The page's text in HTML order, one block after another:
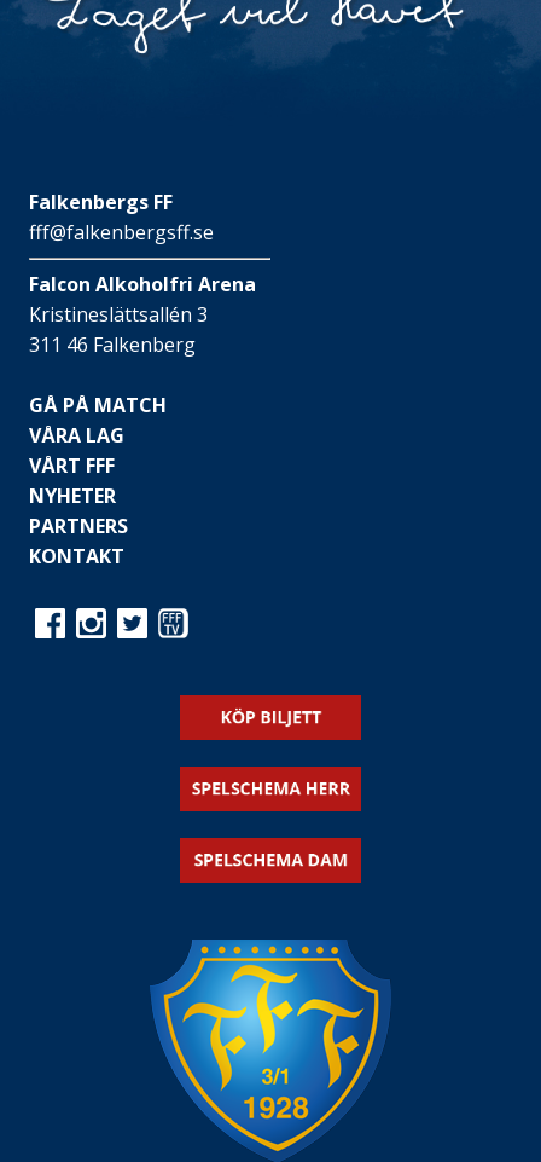
Falkenbergs FF
fff@falkenbergsff.se
Falcon Alkoholfri Arena
Kristineslättsallén 3
311 46 Falkenberg
GÅ PÅ MATCH
VÅRA LAG
VÅRT FFF
NYHETER
PARTNERS
KONTAKT